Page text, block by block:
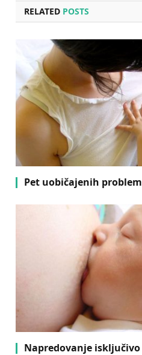
RELATED POSTS
Pet uobičajenih
Napredovanje